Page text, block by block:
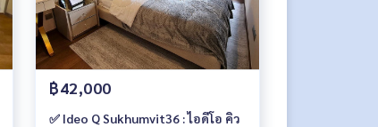
฿42,000
✅ Ideo Q Sukhumvit36 : ไอดีโอ คิว